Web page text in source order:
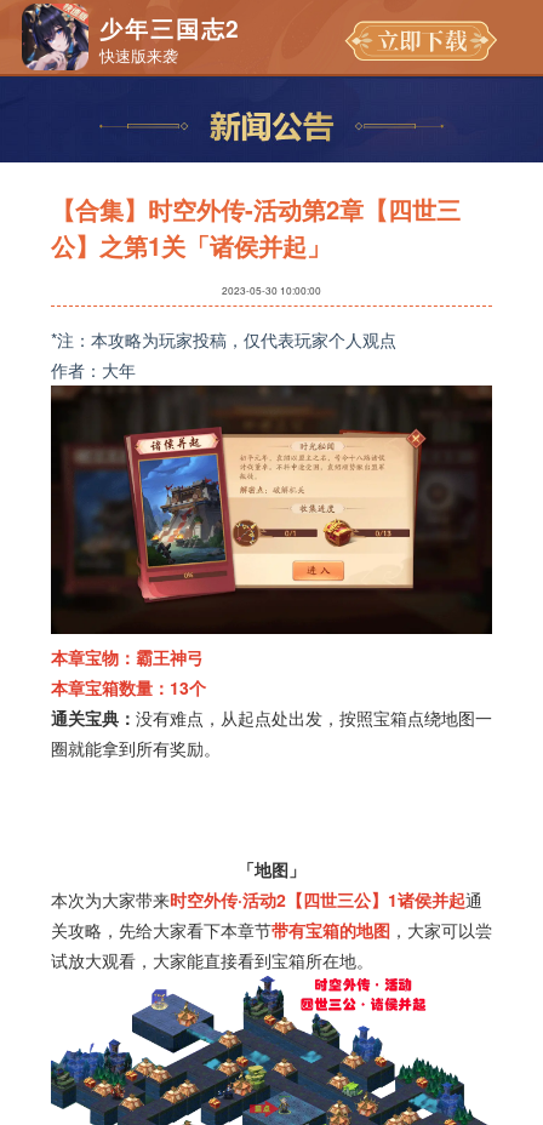
少年三国志2
快速版来袭
【合集】时空外传-活动第2章【四世三
公】之第1关「诸侯并起」
2023-05-30 10:00:00
*注：本攻略为玩家投稿，仅代表玩家个人观点
作者：大年
本章宝物：霸王神弓
本章宝箱数量：13个
通关宝典： 没有难点，从起点处出发，按照宝箱点绕地图一
圈就能拿到所有奖励。
「地图」
本次为大家带来时空外传·活动2【四世三公】1诸侯并起通
关攻略，先给大家看下本章节带有宝箱的地图，大家可以尝
试放大观看，大家能直接看到宝箱所在地。